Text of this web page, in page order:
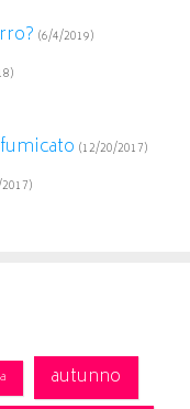
(6/4/2019)
(12/20/2017)
autunno